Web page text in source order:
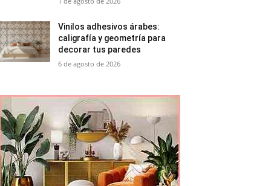
Vinilos adhesivos árabes:
caligrafía y geometría para
decorar tus paredes
6 de agosto de 2026